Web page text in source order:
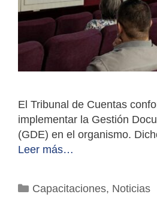
El Tribunal de Cuentas
implementar la Gestión
(GDE) en el organismo.
Leer más…
Categorías
Capacitaciones, Noticias